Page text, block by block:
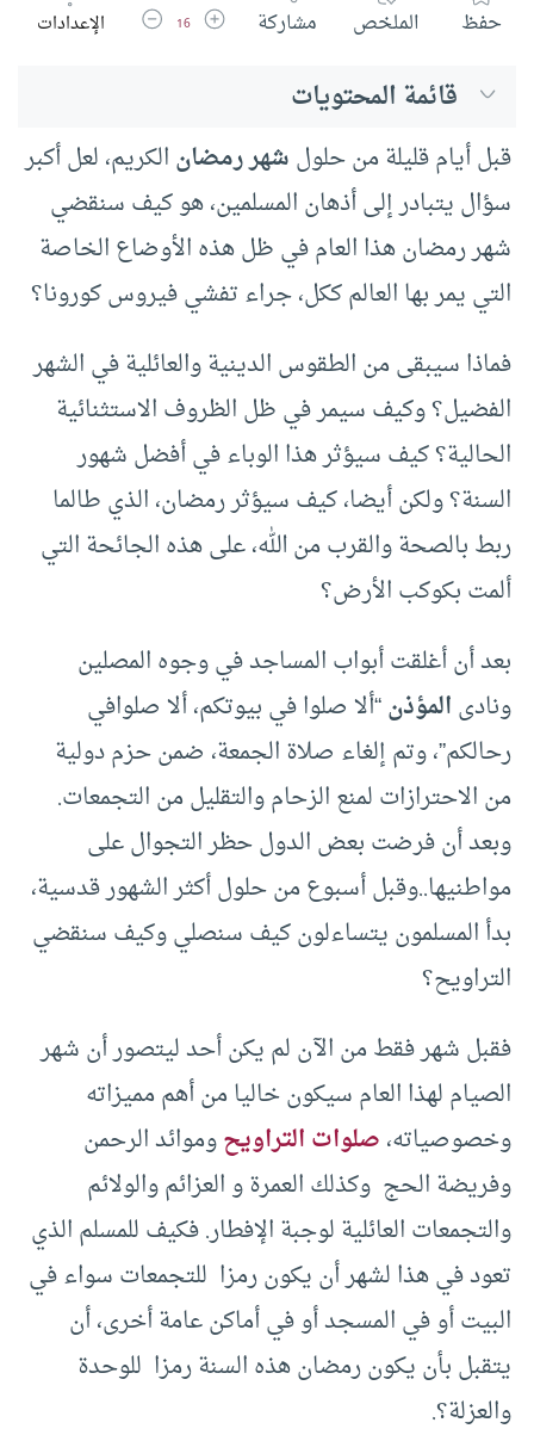
حفظ الملخص مشاركة زيادة حجم الخط
16 تقليل حجم الخط
الإعدادات
قائمة المحتويات
قبل أيام قليلة من حلولشهر رمضانالكريم، لعل أكبر
سؤال يتبادر إلى أذهان المسلمين، هو كيف سنقضي
شهر رمضان هذا العام في ظل هذه الأوضاع الخاصة
التي يمر بها العالم ككل، جراء تفشي فيروس كورونا؟
فماذا سيبقى من الطقوس الدينية والعائلية في الشهر
الفضيل؟ وكيف سيمر في ظل الظروف الاستثنائية
الحالية؟ كيف سيؤثر هذا الوباء في أفضل شهور
السنة؟ ولكن أيضا، كيف سيؤثر رمضان، الذي طالما
ربط بالصحة والقرب من الله، على هذه الجائحة التي
ألمت بكوكب الأرض؟
بعد أن أغلقت أبواب المساجد في وجوه المصلين
ونادىالمؤذن“ألا صلوا في بيوتكم، ألا صلوافي
رحالكم”، وتم إلغاء صلاة الجمعة، ضمن حزم دولية
من الاحترازات لمنع الزحام والتقليل من التجمعات.
وبعد أن فرضت بعض الدول حظر التجوال على
مواطنيها..وقبل أسبوع من حلول أكثر الشهور قدسية،
بدأ المسلمون يتساءلون كيف سنصلي وكيف سنقضي
التراويح؟
فقبل شهر فقط من الآن لم يكن أحد ليتصور أن شهر
الصيام لهذا العام سيكون خاليا من أهم مميزاته
وخصوصياته،صلوات التراويحوموائد الرحمن
وفريضة الحج وكذلك العمرة و العزائم والولائم
والتجمعات العائلية لوجبة الإفطار. فكيف للمسلم الذي
تعود في هذا لشهر أن يكون رمزا للتجمعات سواء في
البيت أو في المسجد أو في أماكن عامة أخرى، أن
يتقبل بأن يكون رمضان هذه السنة رمزا للوحدة
والعزلة؟.